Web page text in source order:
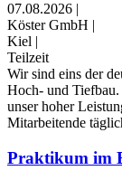
07.08.2026 |
Köster GmbH |
Kiel |
Teilzeit
Wir sind eins der
Hoch- und Tiefbau.
unser hoher
Mitarbeitende
Praktikum im